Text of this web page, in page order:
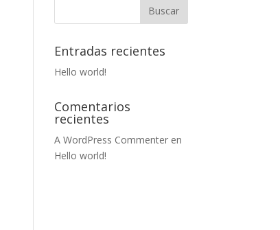
Entradas recientes
Hello world!
Comentarios
recientes
A WordPress Commenter en
Hello world!